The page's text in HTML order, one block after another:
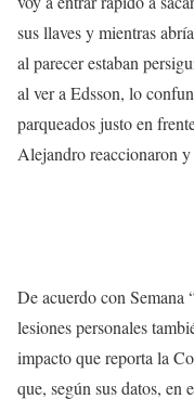
sus llaves y mientras
al parecer estaban
al ver a Edsson, lo
parqueados justo en
Alejandro reaccionaron
De acuerdo con Semana
lesiones personales
impactoque reporta la
que, según sus datos, en